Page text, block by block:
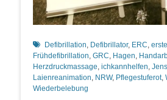
Schlagworte
Defibrillation, Defibrillator, ERC,
Frühdefibrillation, GRC, Hagen,
Herzdruckmassage, ichkannhelfen,
Laienreanimation, NRW, Pflegestuferot,
Wiederbelebung